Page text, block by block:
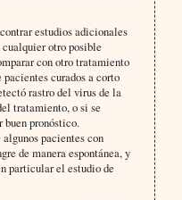
estudios adicionales
otro posible
con otro tratamiento
curados a corto
rastro del virus de la
tratamiento, o si se
pronóstico.
pacientes con
de manera espontánea, y
particular el estudio de